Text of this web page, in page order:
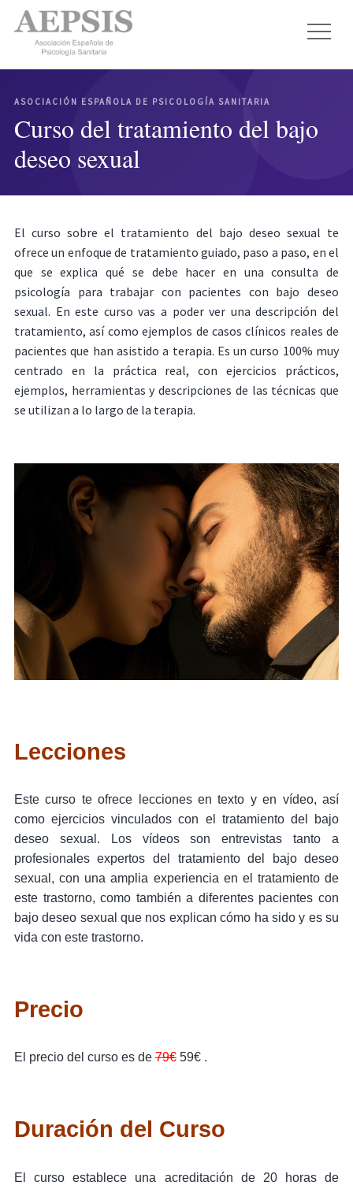
ASOCIACIÓN ESPAÑOLA DE PSICOLOGÍA SANITARIA
Curso del tratamiento del bajo
deseo sexual
El curso sobre el tratamiento del bajo deseo sexual te
ofrece un enfoque de tratamiento guiado, paso a paso, en el
que se explica qué se debe hacer en una consulta de
psicología para trabajar con pacientes con bajo deseo
sexual. En este curso vas a poder ver una descripción del
tratamiento, así como ejemplos de casos clínicos reales de
pacientes que han asistido a terapia. Es un curso 100% muy
centrado en la práctica real, con ejercicios prácticos,
ejemplos, herramientas y descripciones de las técnicas que
se utilizan a lo largo de la terapia.
Lecciones
Este curso te ofrece lecciones en texto y en vídeo, así
como ejercicios vinculados con el tratamiento del bajo
deseo sexual. Los vídeos son entrevistas tanto a
profesionales expertos del tratamiento del bajo deseo
sexual, con una amplia experiencia en el tratamiento de
este trastorno, como también a diferentes pacientes con
bajo deseo sexual que nos explican cómo ha sido y es su
vida con este trastorno.
Precio
El precio del curso es de 79€59€ .
Duración del Curso
El curso establece una acreditación de 20 horas de